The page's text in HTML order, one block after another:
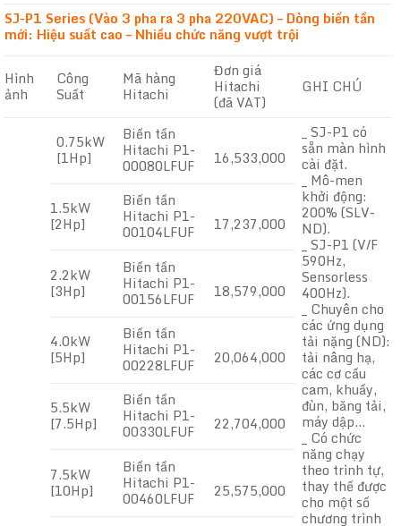
SJ-P1 Series (Vào 3 pha ra 3 pha 220VAC) – Dòng biến tần
mới: Hiệu suất cao – Nhiều chức năng vượt trội
Hình
ảnh
Công
Suất
Mã hàng
Hitachi
Đơn giá
Hitachi
(đã VAT)
GHI CHÚ
0.75kW
[1Hp]
Biến tần
Hitachi P1-
00080LFUF 16,533,000
_ SJ-P1 có
sẵn màn hình
cài đặt.
_ Mô-men
khởi động:
200% (SLV-
ND).
_ SJ-P1 (V/F
590Hz,
Sensorless
400Hz).
_ Chuyên cho
các ứng dụng
tải nặng (ND):
tải nâng hạ,
các cơ cấu
cam, khuấy,
đùn, băng tải,
máy dập…
_ Có chức
năng chạy
theo trình tự,
thay thế được
cho một số
chương trình
1.5kW
[2Hp]
Biến tần
Hitachi P1-
00104LFUF 17,237,000
2.2kW
[3Hp]
Biến tần
Hitachi P1-
00156LFUF 18,579,000
4.0kW
[5Hp]
Biến tần
Hitachi P1-
00228LFUF 20,064,000
5.5kW
[7.5Hp]
Biến tần
Hitachi P1-
00330LFUF 22,704,000
7.5kW
[10Hp]
Biến tần
Hitachi P1-
00460LFUF 25,575,000